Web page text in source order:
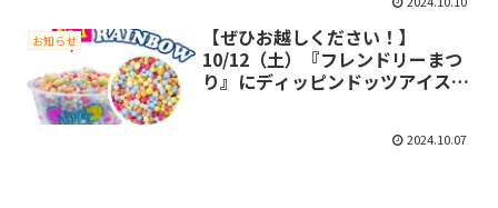
お知らせ
【ぜひお越しください！】
10/12（土）『フレンドリーまつ
り』にディッピンドッツアイス登
2024.10.07